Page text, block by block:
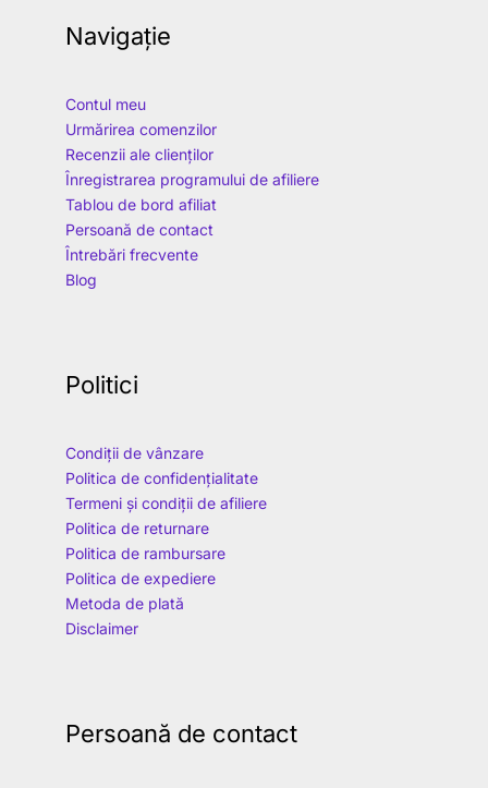
Navigație
Contul meu
Urmărirea comenzilor
Recenzii ale clienților
Înregistrarea programului de afiliere
Tablou de bord afiliat
Persoană de contact
Întrebări frecvente
Blog
Politici
Condiții de vânzare
Politica de confidențialitate
Termeni și condiții de afiliere
Politica de returnare
Politica de rambursare
Politica de expediere
Metoda de plată
Disclaimer
Persoană de contact